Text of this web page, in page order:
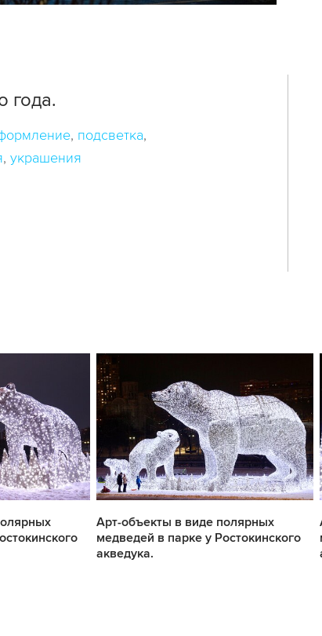
года.
подсветка
украшения
Арт-объекты в виде полярных
медведей в парке у Ростокинского
акведука.